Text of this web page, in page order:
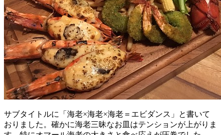
サブタイトルに「海老×海老×海老＝エビダンス」と書いて
おりました。確かに海老三昧なお皿はテンションが上がりま